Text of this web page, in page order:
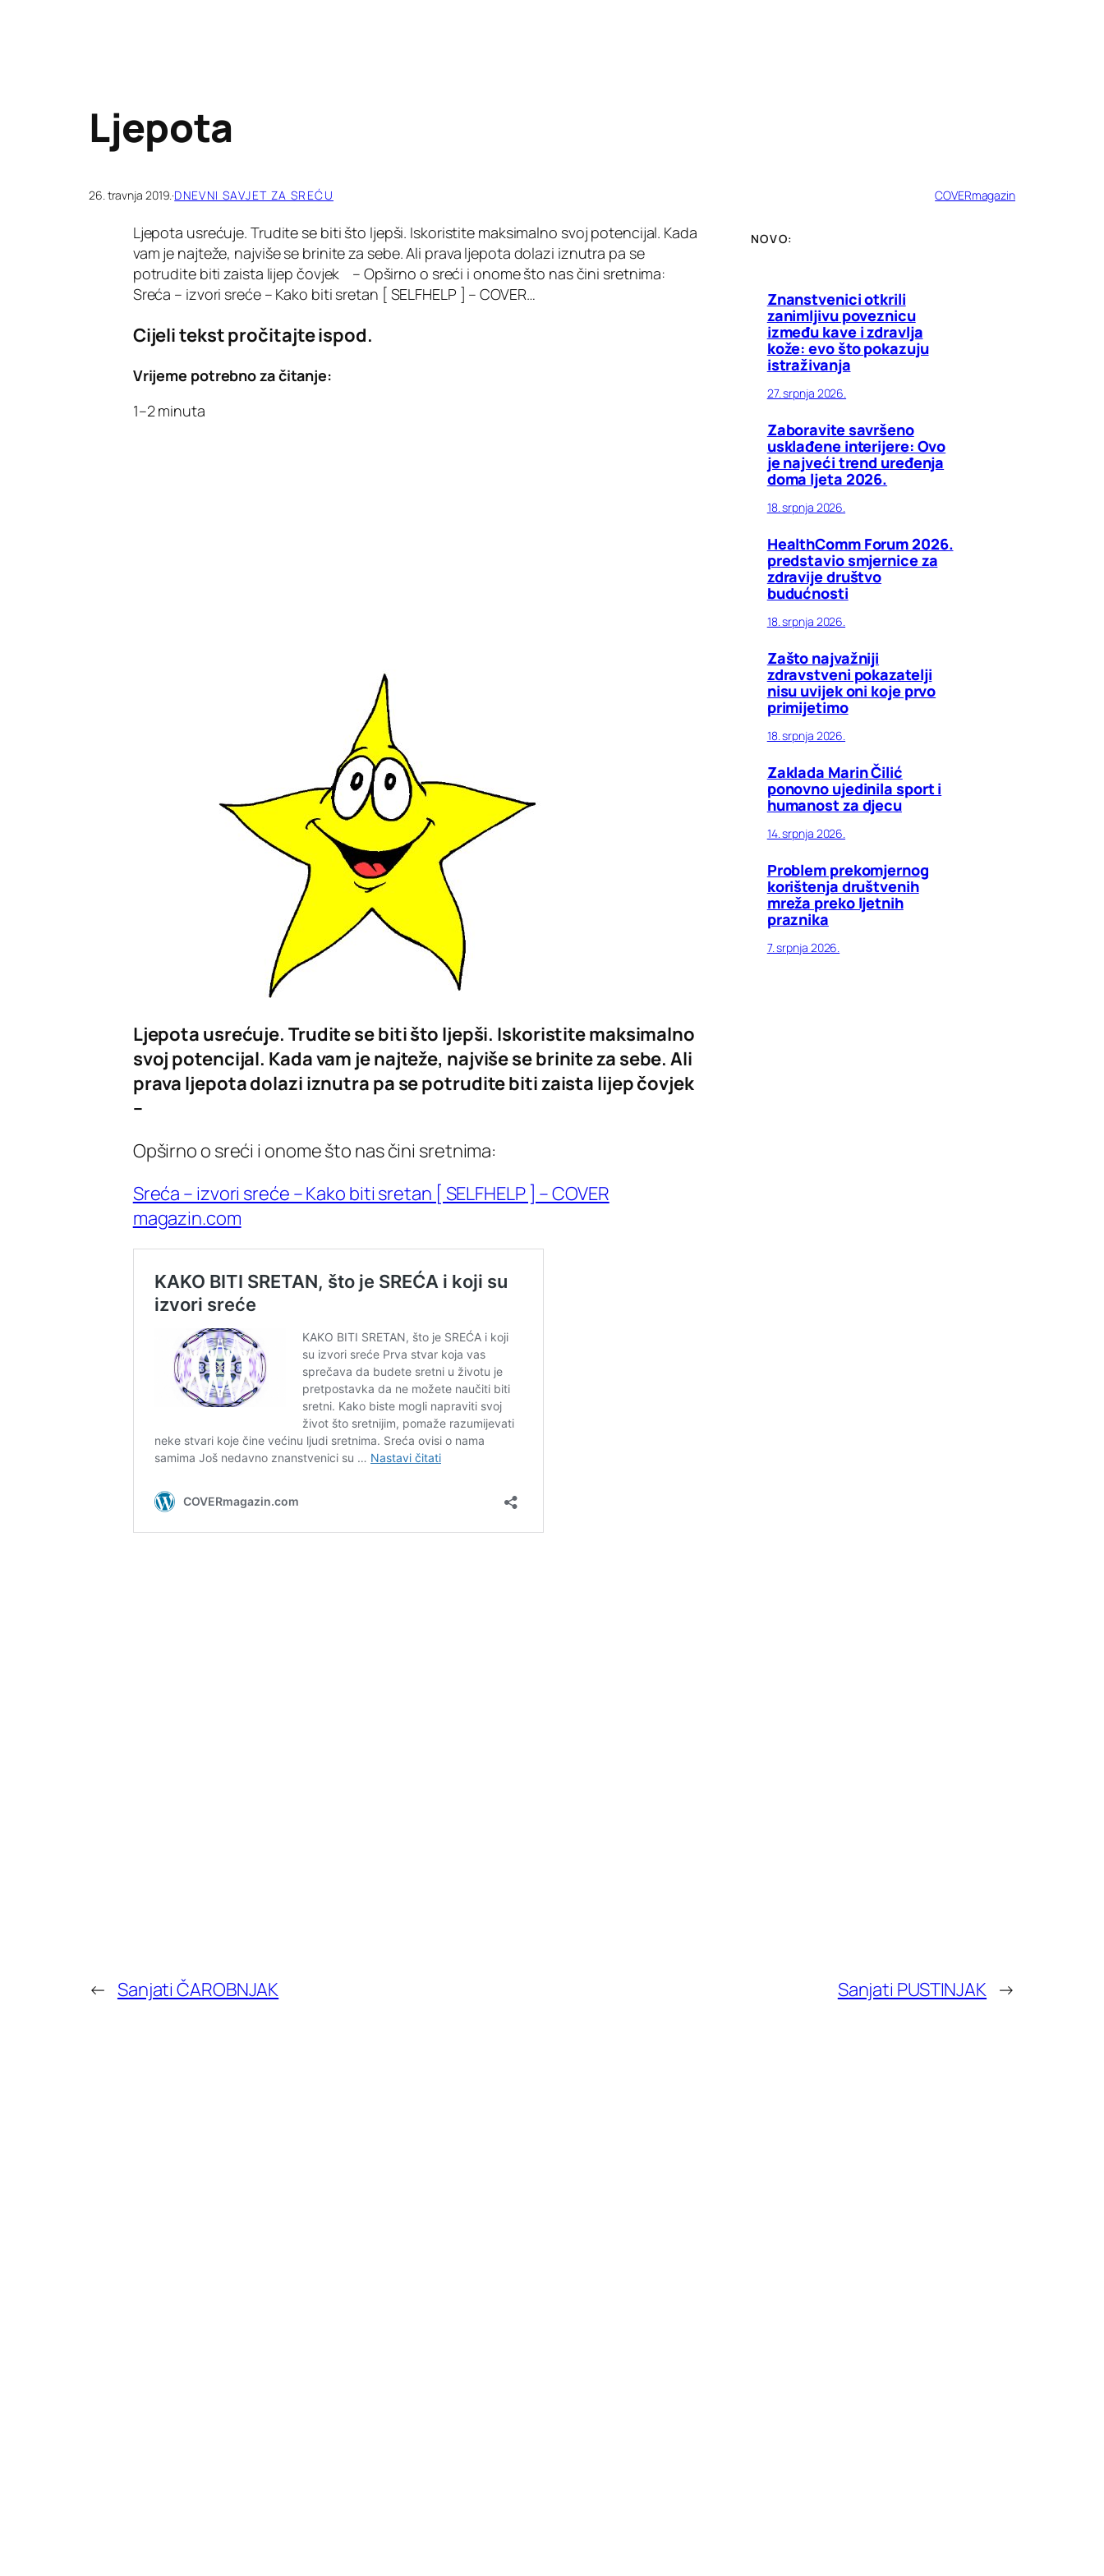
Ljepota
26. travnja 2019.·DNEVNI SAVJET ZA SREĆU COVERmagazin
Ljepota usrećuje. Trudite se biti što ljepši. Iskoristite maksimalno svoj potencijal. Kada
vam je najteže, najviše se brinite za sebe. Ali prava ljepota dolazi iznutra pa se
potrudite biti zaista lijep čovjek – Opširno o sreći i onome što nas čini sretnima:
Sreća – izvori sreće – Kako biti sretan [ SELFHELP ] – COVER…
Cijeli tekst pročitajte ispod.
Vrijeme potrebno za čitanje:
1–2 minuta
Ljepota usrećuje. Trudite se biti što ljepši. Iskoristite maksimalno
svoj potencijal. Kada vam je najteže, najviše se brinite za sebe. Ali
prava ljepota dolazi iznutra pa se potrudite biti zaista lijep čovjek
–
Opširno o sreći i onome što nas čini sretnima:
Sreća – izvori sreće – Kako biti sretan [ SELFHELP ] – COVER
magazin.com
NOVO:
Znanstvenici otkrili
zanimljivu poveznicu
između kave i zdravlja
kože: evo što pokazuju
istraživanja
27. srpnja 2026.
Zaboravite savršeno
usklađene interijere: Ovo
je najveći trend uređenja
doma ljeta 2026.
18. srpnja 2026.
HealthComm Forum 2026.
predstavio smjernice za
zdravije društvo
budućnosti
18. srpnja 2026.
Zašto najvažniji
zdravstveni pokazatelji
nisu uvijek oni koje prvo
primijetimo
18. srpnja 2026.
Zaklada Marin Čilić
ponovno ujedinila sport i
humanost za djecu
14. srpnja 2026.
Problem prekomjernog
korištenja društvenih
mreža preko ljetnih
praznika
7. srpnja 2026.
← Sanjati ČAROBNJAK Sanjati PUSTINJAK →